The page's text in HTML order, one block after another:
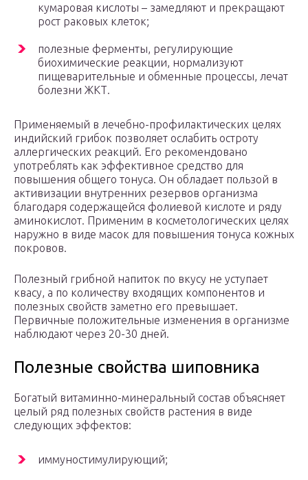
кумаровая кислоты – замедляют и прекращают
рост раковых клеток;
полезные ферменты, регулирующие
биохимические реакции, нормализуют
пищеварительные и обменные процессы, лечат
болезни ЖКТ.
Применяемый в лечебно-профилактических целях
индийский грибок позволяет ослабить остроту
аллергических реакций. Его рекомендовано
употреблять как эффективное средство для
повышения общего тонуса. Он обладает пользой в
активизации внутренних резервов организма
благодаря содержащейся фолиевой кислоте и ряду
аминокислот. Применим в косметологических целях
наружно в виде масок для повышения тонуса кожных
покровов.
Полезный грибной напиток по вкусу не уступает
квасу, а по количеству входящих компонентов и
полезных свойств заметно его превышает.
Первичные положительные изменения в организме
наблюдают через 20-30 дней.
Полезные свойства шиповника
Богатый витаминно-минеральный состав объясняет
целый ряд полезных свойств растения в виде
следующих эффектов:
иммуностимулирующий;